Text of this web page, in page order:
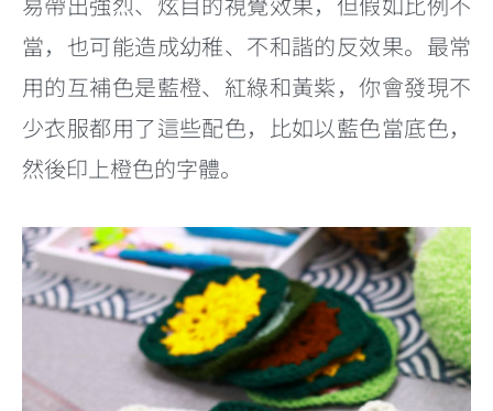
當，也可能造成幼稚、不和諧的反效果。 最常
用的互補色是藍橙、紅綠和黃紫，你會發現不
少衣服都用了這些配色，比如以藍色當底色，
然後印上橙色的字體。